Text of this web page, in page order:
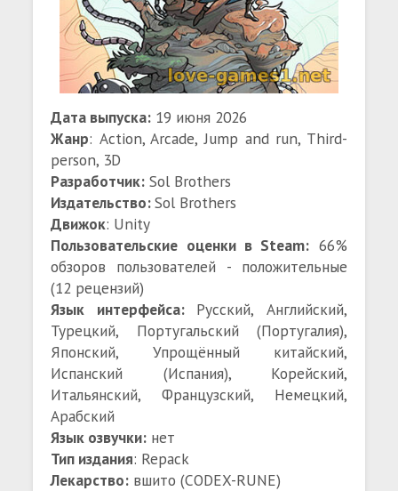
Дата выпуска: 19 июня 2026
Жанр: Action, Arcade, Jump and run, Third-
person, 3D
Разработчик: Sol Brothers
Издательство:Sol Brothers
Движок: Unity
Пользовательские оценки в Steam: 66%
обзоров пользователей - положительные
(12 рецензий)
Язык интерфейса: Русский, Английский,
Турецкий, Португальский (Португалия),
Японский, Упрощённый китайский,
Испанский (Испания), Корейский,
Итальянский, Французский, Немецкий,
Арабский
Язык озвучки: нет
Тип издания: Repack
Лекарство: вшито (CODEX-RUNE)